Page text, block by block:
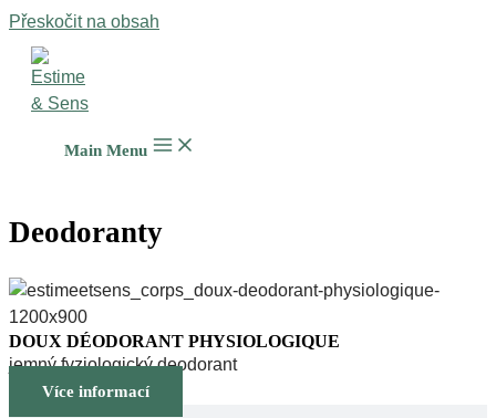
Přeskočit na obsah
Main Menu
Deodoranty
DOUX DÉODORANT PHYSIOLOGIQUE
jemný fyziologický deodorant
Více informací